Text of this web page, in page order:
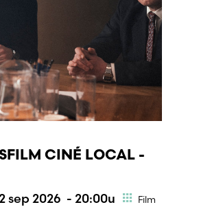
CINÉ LOCAL -
sep 2026 - 20:00u Film